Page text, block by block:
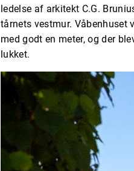
ledelse af arkitekt C.G.
tårnets vestmur. Våbenhuset
med godt en meter, og der
lukket.